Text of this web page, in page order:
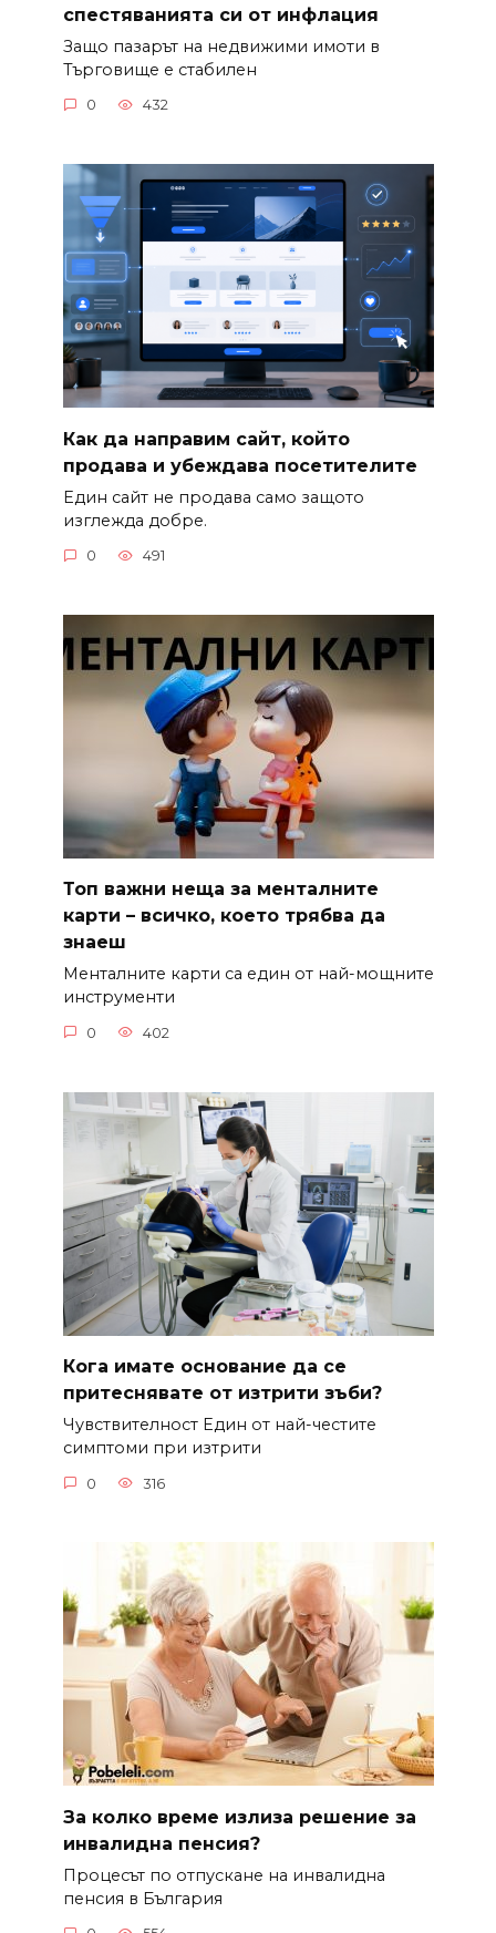
спестяванията си от инфлация
Защо пазарът на недвижими имоти в
Търговище е стабилен
0 432
Как да направим сайт, който
продава и убеждава посетителите
Един сайт не продава само защото
изглежда добре.
0 491
Топ важни неща за менталните
карти – всичко, което трябва да
знаеш
Менталните карти са един от най-мощните
инструменти
0 402
Кога имате основание да се
притеснявате от изтрити зъби?
Чувствителност Един от най-честите
симптоми при изтрити
0 316
За колко време излиза решение за
инвалидна пенсия?
Процесът по отпускане на инвалидна
пенсия в България